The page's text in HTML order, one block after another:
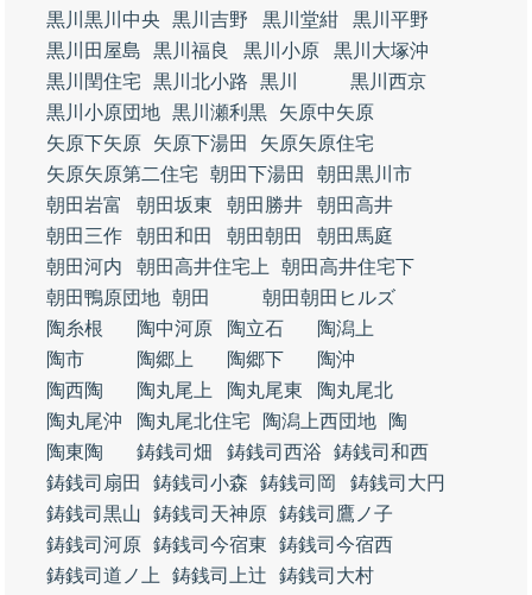
黒川黒川中央
黒川吉野 黒川堂紺
黒川平野
黒川田屋島
黒川福良 黒川小原
黒川大塚沖
黒川閏住宅
黒川北小路 黒川
黒川西京
黒川小原団地 黒川瀬利黒
矢原中矢原
矢原下矢原
矢原下湯田
矢原矢原住宅
矢原矢原第二住宅
朝田下湯田
朝田黒川市
朝田岩富
朝田坂東 朝田勝井
朝田高井
朝田三作
朝田和田 朝田朝田
朝田馬庭
朝田河内
朝田高井住宅上
朝田高井住宅下
朝田鴨原団地 朝田
朝田朝田ヒルズ
陶糸根
陶中河原 陶立石
陶潟上
陶市
陶郷上 陶郷下
陶沖
陶西陶
陶丸尾上 陶丸尾東
陶丸尾北
陶丸尾沖
陶丸尾北住宅 陶潟上西団地
陶
陶東陶
鋳銭司畑 鋳銭司西浴
鋳銭司和西
鋳銭司扇田
鋳銭司小森 鋳銭司岡
鋳銭司大円
鋳銭司黒山
鋳銭司天神原 鋳銭司鷹ノ子
鋳銭司河原 鋳銭司今宿東
鋳銭司今宿西
鋳銭司道ノ上
鋳銭司上辻
鋳銭司大村